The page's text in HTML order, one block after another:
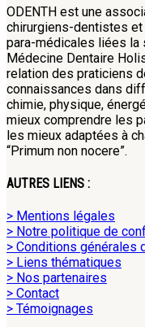
ODENTH est une
chirurgiens-dentistes
para-médicales liées la
Médecine Dentaire
relation des praticiens
connaissances dans
chimie, physique,
mieux comprendre les
les mieux adaptées à
“Primum non nocere”.
AUTRES LIENS :
> Mentions légales
> Notre politique de
> Conditions générales
> Liens thématiques
> Nos partenaires
> Contact
> Témoignages